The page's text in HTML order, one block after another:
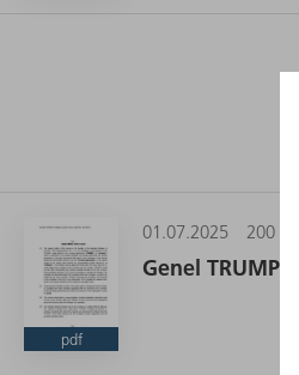
pdf
01.07.2025 200 KB
Genel